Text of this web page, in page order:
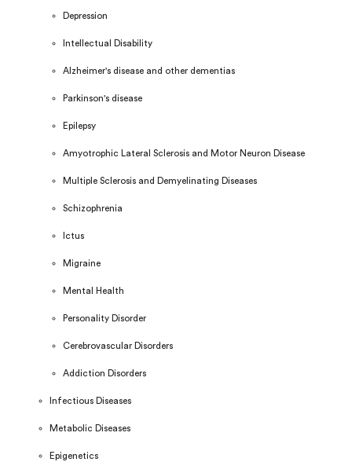
Depression
Intellectual Disability
Alzheimer's disease and other dementias
Parkinson's disease
Epilepsy
Amyotrophic Lateral Sclerosis and Motor Neuron Disease
Multiple Sclerosis and Demyelinating Diseases
Schizophrenia
Ictus
Migraine
Mental Health
Personality Disorder
Cerebrovascular Disorders
Addiction Disorders
Infectious Diseases
Metabolic Diseases
Epigenetics